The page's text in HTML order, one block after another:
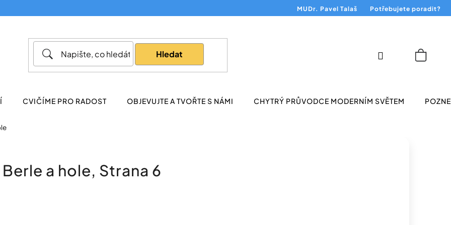
MUDr. Pavel Talaš Potřebujete poradit?
Hledat
CVIČÍME PRO RADOST OBJEVUJTE A TVOŘTE S NÁMI CHYTRÝ PRŮVODCE MODERNÍM SVĚTEM
Přihlášení
Berle a hole, Strana 6
Co potřebujete najít?